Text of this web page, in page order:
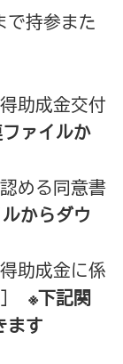
で持参また
助成金交付
ァイルか
める同意書
からダウ
助成金に係
※下記関
ます